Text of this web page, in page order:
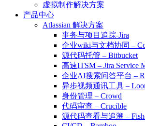
虚拟制作解决方案
产品中心
Atlassian 解决方案
事务与项目追踪-Jira
企业wiki与文档协同 –
源代码托管 – Bitbucket
高速ITSM – Jira Service
企业AI搜索问答平台 –
异步视频通讯工具 –
身份管理 – Crowd
代码审查 – Crucible
源代码查看与追溯 –